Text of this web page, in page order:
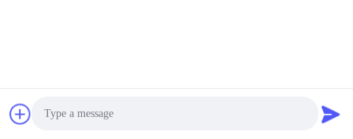
Obtenha o melhor preço